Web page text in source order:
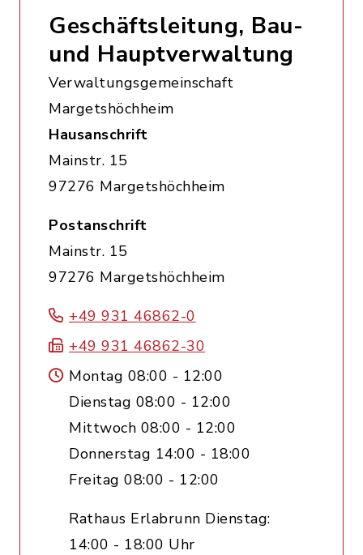
Geschäftsleitung, Bau-
und Hauptverwaltung
Verwaltungsgemeinschaft
Margetshöchheim
Hausanschrift
Mainstr. 15
97276 Margetshöchheim
Postanschrift
Mainstr. 15
97276 Margetshöchheim
+49 931 46862-0
+49 931 46862-30
Montag 08:00 - 12:00
Dienstag 08:00 - 12:00
Mittwoch 08:00 - 12:00
Donnerstag 14:00 - 18:00
Freitag 08:00 - 12:00
Rathaus Erlabrunn Dienstag:
14:00 - 18:00 Uhr